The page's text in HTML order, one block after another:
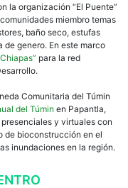
la organización “El Puente”
miembro temas
baño seco, estufas
genero. En este marco
para la red
Comunitaria del Túmin
del Túmin en Papantla,
y virtuales con
de bioconstrucción en el
inundaciones en la región.